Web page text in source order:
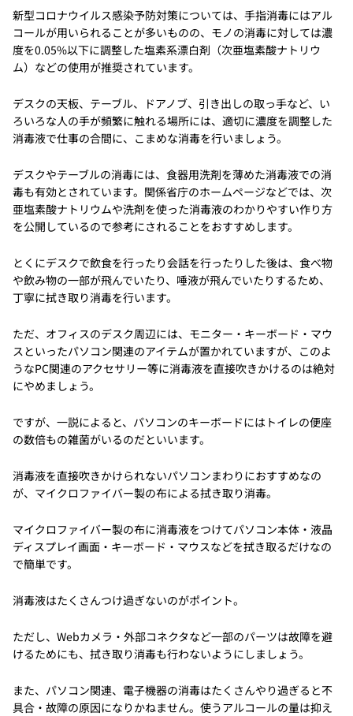
新型コロナウイルス感染予防対策については、手指消毒にはアル
コールが用いられることが多いものの、モノの消毒に対しては濃
度を0.05%以下に調整した塩素系漂白剤（次亜塩素酸ナトリウ
ム）などの使用が推奨されています。
デスクの天板、テーブル、ドアノブ、引き出しの取っ手など、い
ろいろな人の手が頻繁に触れる場所には、適切に濃度を調整した
消毒液で仕事の合間に、こまめな消毒を行いましょう。
デスクやテーブルの消毒には、食器用洗剤を薄めた消毒液での消
毒も有効とされています。関係省庁のホームページなどでは、次
亜塩素酸ナトリウムや洗剤を使った消毒液のわかりやすい作り方
を公開しているので参考にされることをおすすめします。
とくにデスクで飲食を行ったり会話を行ったりした後は、食べ物
や飲み物の一部が飛んでいたり、唾液が飛んでいたりするため、
丁寧に拭き取り消毒を行います。
ただ、オフィスのデスク周辺には、モニター・キーボード・マウ
スといったパソコン関連のアイテムが置かれていますが、このよ
うなPC関連のアクセサリー等に消毒液を直接吹きかけるのは絶対
にやめましょう。
ですが、一説によると、パソコンのキーボードにはトイレの便座
の数倍もの雑菌がいるのだといいます。
消毒液を直接吹きかけられないパソコンまわりにおすすめなの
が、マイクロファイバー製の布による拭き取り消毒。
マイクロファイバー製の布に消毒液をつけてパソコン本体・液晶
ディスプレイ画面・キーボード・マウスなどを拭き取るだけなの
で簡単です。
消毒液はたくさんつけ過ぎないのがポイント。
ただし、Webカメラ・外部コネクタなど一部のパーツは故障を避
けるためにも、拭き取り消毒も行わないようにしましょう。
また、パソコン関連、電子機器の消毒はたくさんやり過ぎると不
具合・故障の原因になりかねません。使うアルコールの量は抑え